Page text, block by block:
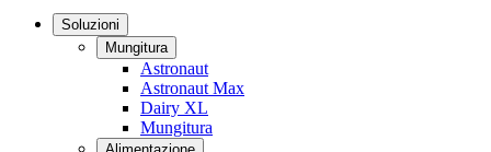
Soluzioni
Mungitura
Astronaut
Astronaut Max
Dairy XL
Mungitura